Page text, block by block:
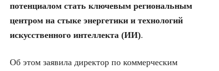
потенциалом стать ключевым региональным
центром на стыке энергетики и технологий
искусственного интеллекта (ИИ).
Об этом заявила директор по коммерческим